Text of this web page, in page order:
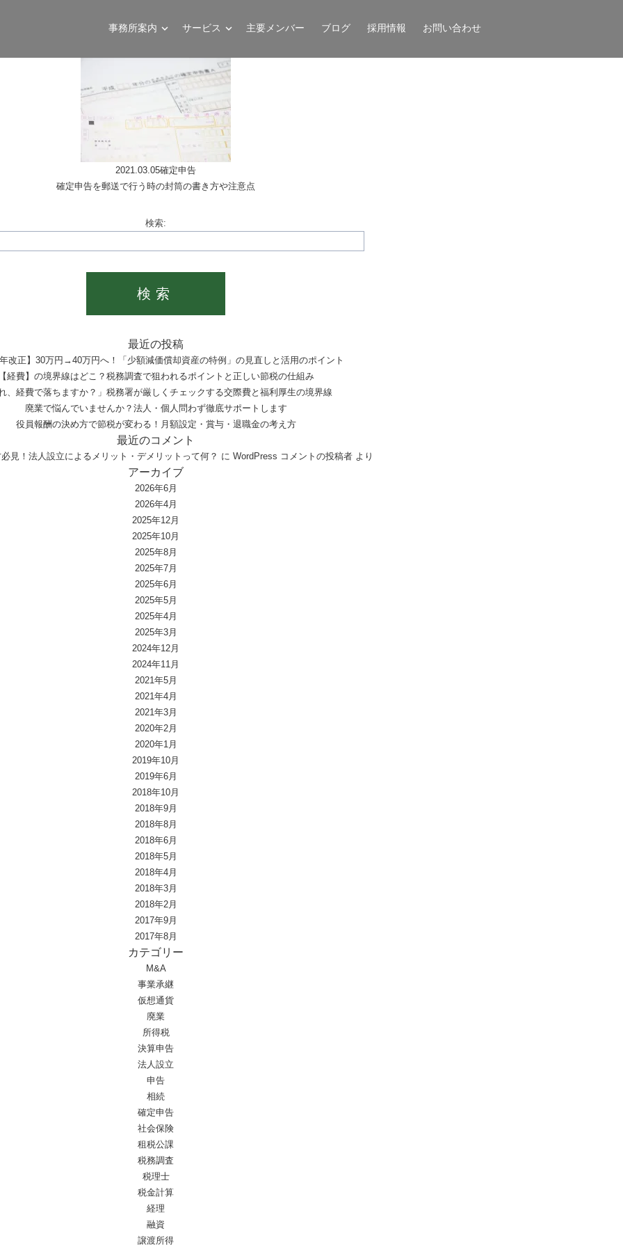
事務所案内 サービス 主要メンバー ブログ 採用情報 お問い合わせ
2021.03.05確定申告
確定申告を郵送で行う時の封筒の書き方や注意点
検索:
最近の投稿
年改正】30万円→40万円へ！「少額減価償却資産の特例」の見直しと活用のポイント
【経費】の境界線はどこ？税務調査で狙われるポイントと正しい節税の仕組み
れ、経費で落ちますか？」税務署が厳しくチェックする交際費と福利厚生の境界線
廃業で悩んでいませんか？法人・個人問わず徹底サポートします
役員報酬の決め方で節税が変わる！月額設定・賞与・退職金の考え方
最近のコメント
見！法人設立によるメリット・デメリットって何？ に WordPress コメントの投稿者 より
アーカイブ
2026年6月
2026年4月
2025年12月
2025年10月
2025年8月
2025年7月
2025年6月
2025年5月
2025年4月
2025年3月
2024年12月
2024年11月
2021年5月
2021年4月
2021年3月
2020年2月
2020年1月
2019年10月
2019年6月
2018年10月
2018年9月
2018年8月
2018年6月
2018年5月
2018年4月
2018年3月
2018年2月
2017年9月
2017年8月
カテゴリー
M&A
事業承継
仮想通貨
廃業
所得税
決算申告
法人設立
申告
相続
確定申告
社会保険
租税公課
税務調査
税理士
税金計算
経理
融資
譲渡所得